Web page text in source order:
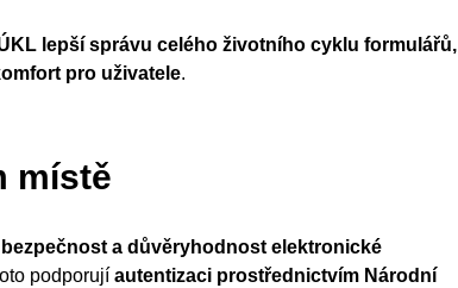
lepší správu celého životního cyklu formulářů,
pro uživatele.
místě
bezpečnost a důvěryhodnost elektronické
podporují autentizaci prostřednictvím Národní